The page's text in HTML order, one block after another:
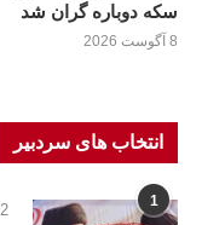
سکه دوباره گران شد
8 آگوست 2026
انتخاب های سردبیر
1 2 آگوست 2026